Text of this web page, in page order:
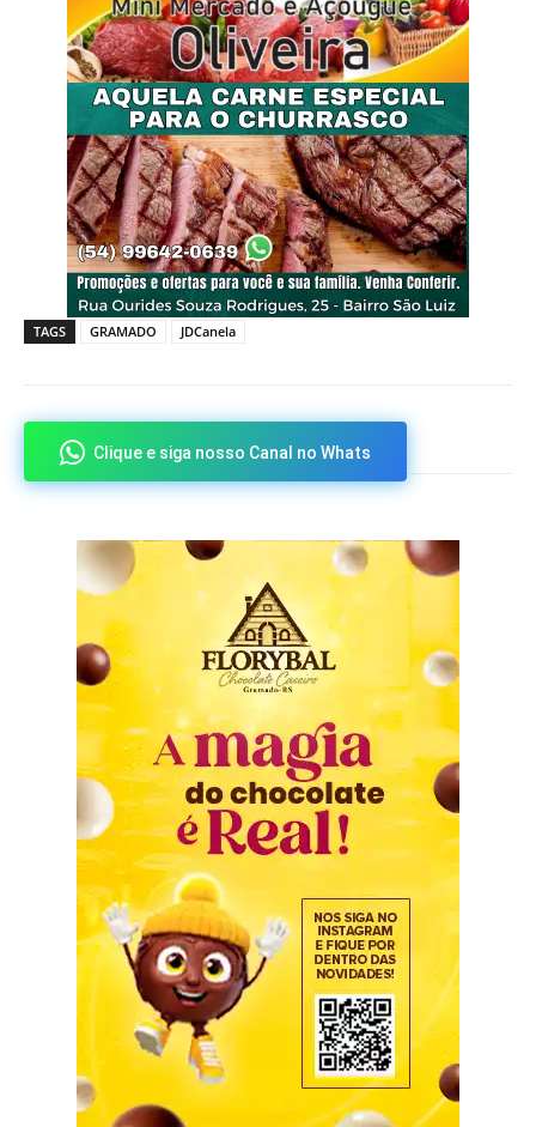
TAGS GRAMADO JDCanela
Clique e siga nosso Canal no Whats